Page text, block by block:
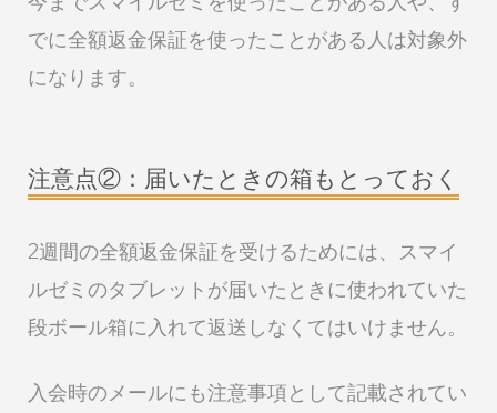
でに全額返金保証を使ったことがある人は対象外
になります。
注意点②：届いたときの箱もとっておく
2週間の全額返金保証を受けるためには、スマイ
ルゼミのタブレットが届いたときに使われていた
段ボール箱に入れて返送しなくてはいけません。
入会時のメールにも注意事項として記載されてい